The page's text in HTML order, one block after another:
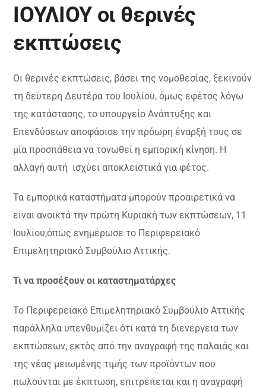
ΙΟΥΛΙΟΥ οι θερινές
εκπτώσεις
Οι θερινές εκπτώσεις, βάσει της νομοθεσίας, ξεκινούν
τη δεύτερη Δευτέρα του Ιουλίου, όμως εφέτος λόγω
της κατάστασης, το υπουργείο Ανάπτυξης και
Επενδύσεων αποφάσισε την πρόωρη έναρξή τους σε
μία προσπάθεια να τονωθεί η εμπορική κίνηση. Η
αλλαγή αυτή ισχύει αποκλειστικά για φέτος.
Τα εμπορικά καταστήματα μπορούν προαιρετικά να
είναι ανοικτά την πρώτη Κυριακή των εκπτώσεων, 11
Ιουλίου,όπως ενημέρωσε το Περιφερειακό
Επιμελητηριακό Συμβούλιο Αττικής.
Τι να προσέξουν οι καταστηματάρχες
Το Περιφερειακό Επιμελητηριακό Συμβούλιο Αττικής
παράλληλα υπενθυμίζει ότι κατά τη διενέργεια των
εκπτώσεων, εκτός από την αναγραφή της παλαιάς και
της νέας μειωμένης τιμής των προϊόντων που
πωλούνται με έκπτωση, επιτρέπεται και η αναγραφή